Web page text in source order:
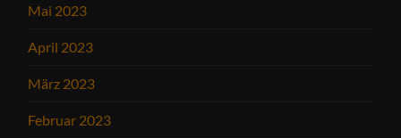
Mai 2023
April 2023
März 2023
Februar 2023